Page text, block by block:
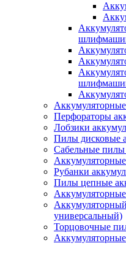
Перфораторы
Лобзики
Пилы дисковые
Сабельные пилы
Рубанки
Пилы цепные
универсальный)
Торцовочные
Аккумуляторные